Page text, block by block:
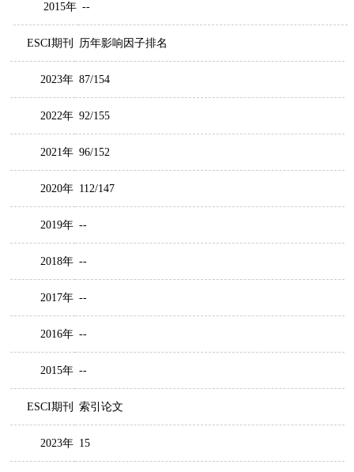
2015年 --
ESCI期刊 历年影响因子排名
2023年 87/154
2022年 92/155
2021年 96/152
2020年 112/147
2019年 --
2018年 --
2017年 --
2016年 --
2015年 --
ESCI期刊 索引论文
2023年 15